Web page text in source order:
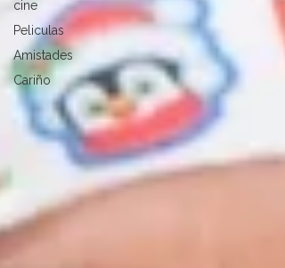
cine
Peliculas
Amistades
Cariño